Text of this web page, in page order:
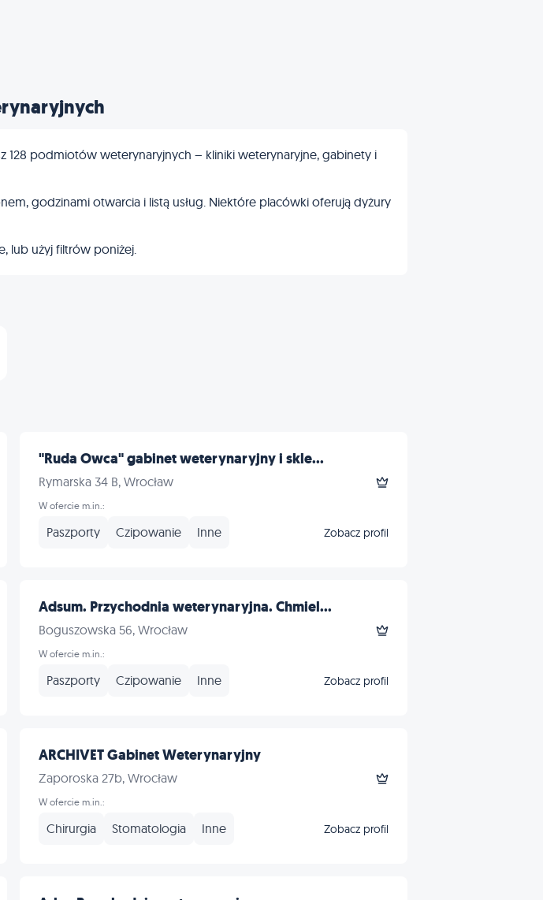
128 podmiotów weterynaryjnych – kliniki weterynaryjne, gabinety i
godzinami otwarcia i listą usług. Niektóre placówki oferują dyżury
lub użyj filtrów poniżej.
"Ruda Owca" gabinet weterynaryjny i skle...
Rymarska 34 B, Wrocław
W ofercie m.in.:
Paszporty Czipowanie Inne Zobacz profil
Adsum. Przychodnia weterynaryjna. Chmiel...
Boguszowska 56, Wrocław
W ofercie m.in.:
Paszporty Czipowanie Inne Zobacz profil
ARCHIVET Gabinet Weterynaryjny
Zaporoska 27b, Wrocław
W ofercie m.in.:
Chirurgia Stomatologia Inne Zobacz profil